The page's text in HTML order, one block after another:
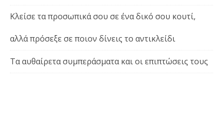
Κλείσε τα προσωπικά σου σε ένα δικό σου κουτί,
αλλά πρόσεξε σε ποιον δίνεις το αντικλείδι
Τα αυθαίρετα συμπεράσματα και οι επιπτώσεις τους